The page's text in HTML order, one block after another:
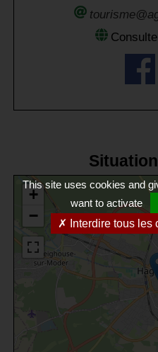
+
−
This site uses cookies and
want to activate
✗ Interdire tous les